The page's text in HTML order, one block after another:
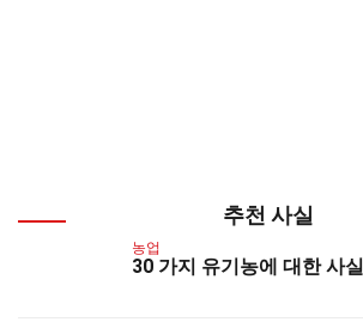
추천 사실
농업
30 가지 유기농에 대한 사실